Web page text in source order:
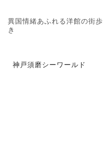
異国情緒あふれる洋館の街歩
き
神戸須磨シーワールド